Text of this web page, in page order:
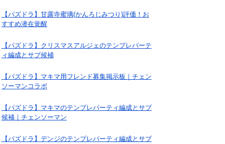
【パズドラ】甘露寺蜜璃(かんろじみつり)評価！お
すすめ潜在覚醒
【パズドラ】クリスマスアルジェのテンプレパーテ
ィ編成とサブ候補
【パズドラ】マキマ用フレンド募集掲示板｜チェン
ソーマンコラボ
【パズドラ】マキマのテンプレパーティ編成とサブ
候補｜チェンソーマン
【パズドラ】デンジのテンプレパーティ編成とサブ